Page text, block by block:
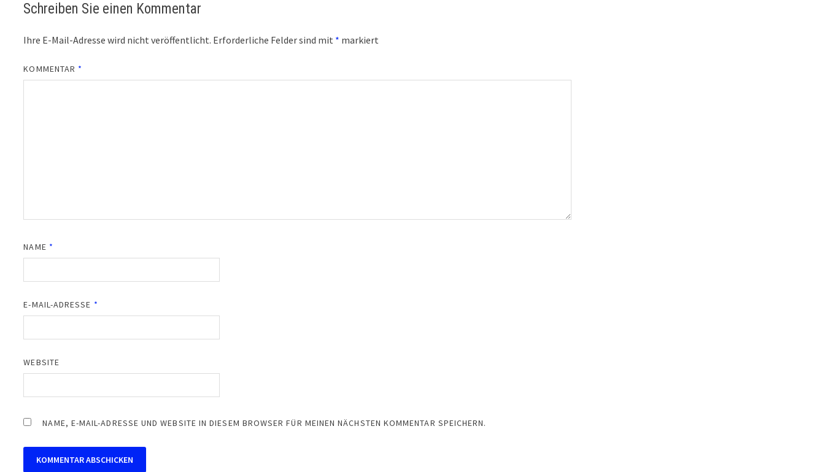
Schreiben Sie einen Kommentar
Ihre E-Mail-Adresse wird nicht veröffentlicht. Erforderliche Felder sind mit * markiert
KOMMENTAR *
NAME *
E-MAIL-ADRESSE *
WEBSITE
NAME, E-MAIL-ADRESSE UND WEBSITE IN DIESEM BROWSER FÜR MEINEN NÄCHSTEN KOMMENTAR SPEICHERN.